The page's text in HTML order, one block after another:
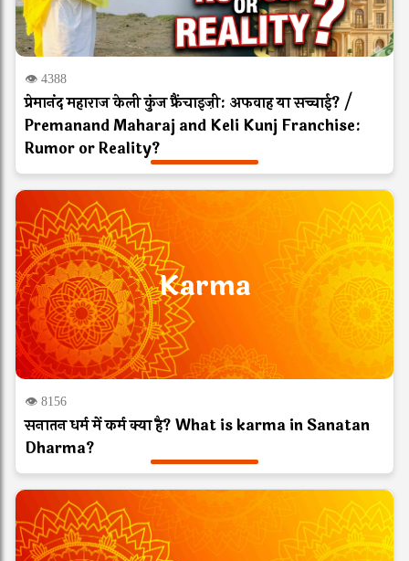
👁 4388
प्रेमानंद महाराज केली कुंज फ्रैंचाइज़ी: अफवाह या सच्चाई? /
Premanand Maharaj and Keli Kunj Franchise:
Rumor or Reality?
Karma
👁 8156
सनातन धर्म में कर्म क्या है? What is karma in Sanatan
Dharma?